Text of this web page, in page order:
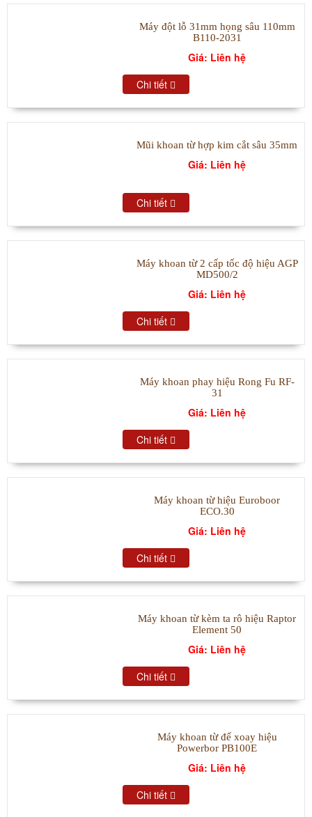
Máy đột lỗ 31mm họng sâu 110mm
B110-2031
Giá: Liên hệ
Chi tiết
Mũi khoan từ hợp kim cắt sâu 35mm
Giá: Liên hệ
Chi tiết
Máy khoan từ 2 cấp tốc độ hiệu AGP
MD500/2
Giá: Liên hệ
Chi tiết
Máy khoan phay hiệu Rong Fu RF-
31
Giá: Liên hệ
Chi tiết
Máy khoan từ hiệu Euroboor
ECO.30
Giá: Liên hệ
Chi tiết
Máy khoan từ kèm ta rô hiệu Raptor
Element 50
Giá: Liên hệ
Chi tiết
Máy khoan từ đế xoay hiệu
Powerbor PB100E
Giá: Liên hệ
Chi tiết